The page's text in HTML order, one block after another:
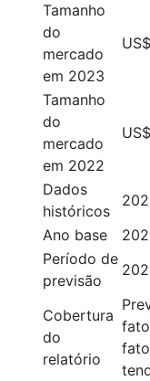
Tamanho
do
mercado
em 2023
Tamanho
do
mercado
em 2022
Dados
históricos
Ano base
Período de
previsão
Cobertura
do
relatório